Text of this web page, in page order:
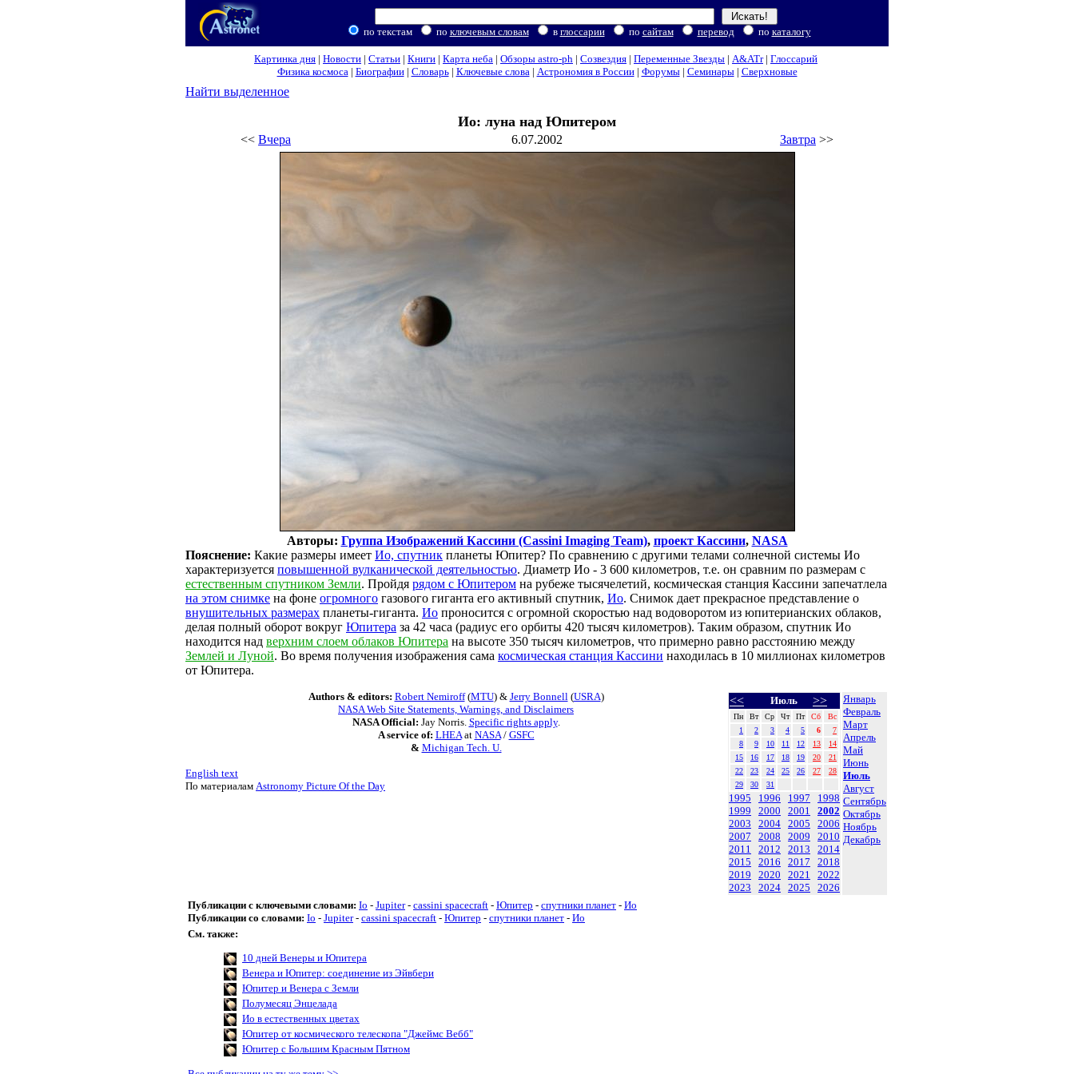
по текстам по ключевым словам в глоссарии по сайтам перевод по каталогу
Картинка дня | Новости | Статьи | Книги | Карта неба | Обзоры astro-ph | Созвездия | Переменные Звезды | A&ATr| Глоссарий
Физика космоса| Биографии| Словарь| Ключевые слова| Астрономия в России| Форумы| Семинары| Сверхновые
Найти выделенное
Ио: луна над Юпитером
<< Вчера 6.07.2002 Завтра >>
Авторы: Группа Изображений Кассини (Cassini Imaging Team), проект Кассини, NASA
Пояснение: Какие размеры имеет Ио, спутник планеты Юпитер? По сравнению с другими телами солнечной системы Ио
характеризуется повышенной вулканической деятельностью. Диаметр Ио - 3 600 километров, т.е. он сравним по размерам с
естественным спутником Земли. Пройдя рядом с Юпитером на рубеже тысячелетий, космическая станция Кассини запечатлела
на этом снимке на фоне огромного газового гиганта его активный спутник, Ио. Снимок дает прекрасное представление о
внушительных размерах планеты-гиганта. Ио проносится с огромной скоростью над водоворотом из юпитерианских облаков,
делая полный оборот вокруг Юпитера за 42 часа (радиус его орбиты 420 тысяч километров). Таким образом, спутник Ио
находится над верхним слоем облаков Юпитера на высоте 350 тысяч километров, что примерно равно расстоянию между
Землей и Луной. Во время получения изображения сама космическая станция Кассини находилась в 10 миллионах километров
от Юпитера.
<< Июль >>
Пн Вт Ср Чт Пт Сб
Вс
1
2 3 4 5 6
7
8
9 10 11 12 13
14
15
16 17 18 19 20
21
22
23 24 25 26 27
28
29
30 31
1995 1996 1997
1998
1999
2000 2001
2002
2003
2004 2005
2006
2007
2008 2009
2010
2011
2012 2013
2014
2015
2016 2017
2018
2019
2020 2021
2022
2023
2024 2025 2026
Январь
Февраль
Март
Апрель
Май
Июнь
Июль
Август
Сентябрь
Октябрь
Ноябрь
Декабрь
Authors & editors: Robert Nemiroff(MTU) & Jerry Bonnell(USRA)
NASA Web Site Statements, Warnings, and Disclaimers
NASA Official: Jay Norris. Specific rights apply.
A service of: LHEAat NASA/ GSFC
& Michigan Tech. U.
English text
По материалам Astronomy Picture Of the Day
Публикации с ключевыми словами: Io - Jupiter- cassini spacecraft - Юпитер - спутники планет - Ио
Публикации со словами: Io - Jupiter- cassini spacecraft - Юпитер - спутники планет - Ио
См. также:
10 дней Венеры и Юпитера
Венера и Юпитер: соединение из Эйвбери
Юпитер и Венера с Земли
Полумесяц Энцелада
Ио в естественных цветах
Юпитер от космического телескопа "Джеймс Вебб"
Юпитер с Большим Красным Пятном